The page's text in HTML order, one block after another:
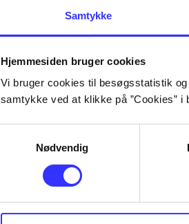
Samtykke
Hjemmesiden bruger cookies
Vi bruger cookies til besøgsstatistik
samtykke ved at klikke på ”Cookies”
Nødvendig